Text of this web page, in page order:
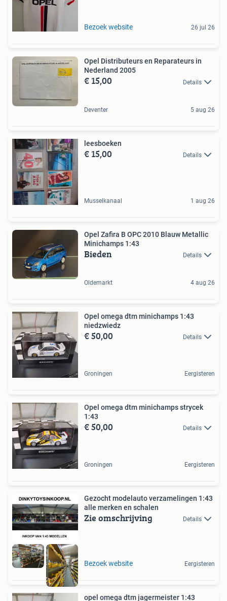
Bezoek website 26 jul 26
Opel Distributeurs en Reparateurs in
Nederland 2005
€ 15,00 Details
Deventer 5 aug 26
leesboeken
€ 15,00 Details
Musselkanaal 1 aug 26
Opel Zafira B OPC 2010 Blauw Metallic
Minichamps 1:43
Bieden Details
Oldemarkt 4 aug 26
Opel omega dtm minichamps 1:43
niedzwiedz
€ 50,00 Details
Groningen Eergisteren
Opel omega dtm minichamps strycek
1:43
€ 50,00 Details
Groningen Eergisteren
Gezocht modelauto verzamelingen 1:43
alle merken en schalen
Zie omschrijving Details
Bezoek website Eergisteren
opel omega dtm jagermeister 1:43